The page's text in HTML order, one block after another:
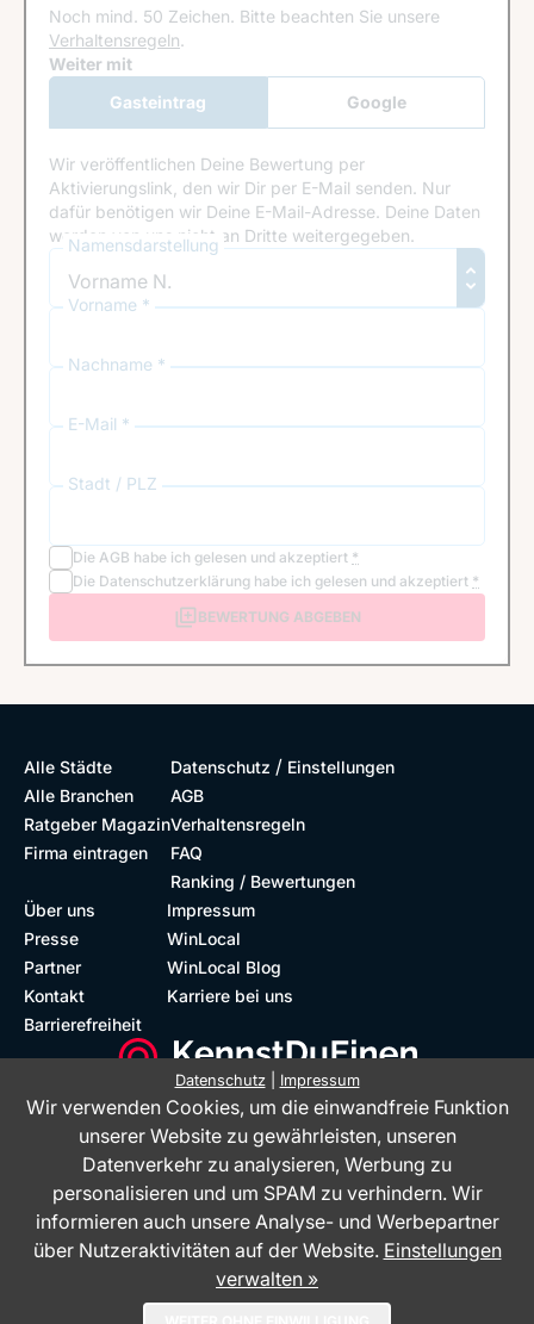
Noch mind. 50 Zeichen. Bitte beachten Sie unsere
Verhaltensregeln.
Google Recaptcha
Weiter mit
Gasteintrag
Google
Anmeldung
Wir veröffentlichen Deine Bewertung per
Aktivierungslink, den wir Dir per E-Mail senden. Nur
dafür benötigen wir Deine E-Mail-Adresse. Deine Daten
werden von uns nicht an Dritte weitergegeben.
Namensdarstellung
Vorname *
Nachname *
E-Mail *
Stadt / PLZ
Die AGB habe ich gelesen und akzeptiert *
Die Datenschutzerklärung habe ich gelesen und akzeptiert *
BEWERTUNG ABGEBEN
Alle Städte
Alle Branchen
Ratgeber Magazin
Firma eintragen
Datenschutz / Einstellungen
AGB
Verhaltensregeln
FAQ
Ranking / Bewertungen
Über uns
Presse
Partner
Kontakt
Barrierefreiheit
Impressum
WinLocal
WinLocal Blog
Karriere bei uns
Datenschutz| Impressum
Wir verwenden Cookies, um die einwandfreie Funktion
unserer Website zu gewährleisten, unseren
Datenverkehr zu analysieren, Werbung zu
personalisieren und um SPAM zu verhindern. Wir
informieren auch unsere Analyse- und Werbepartner
über Nutzeraktivitäten auf der Website. Einstellungen
verwalten »